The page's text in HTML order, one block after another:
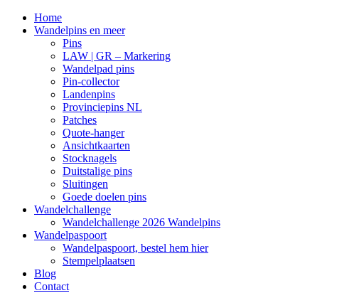
Home
Wandelpins en meer
Pins
LAW | GR – Markering
Wandelpad pins
Pin-collector
Landenpins
Provinciepins NL
Patches
Quote-hanger
Ansichtkaarten
Stocknagels
Duitstalige pins
Sluitingen
Goede doelen pins
Wandelchallenge
Wandelchallenge 2026 Wandelpins
Wandelpaspoort
Wandelpaspoort, bestel hem hier
Stempelplaatsen
Blog
Contact